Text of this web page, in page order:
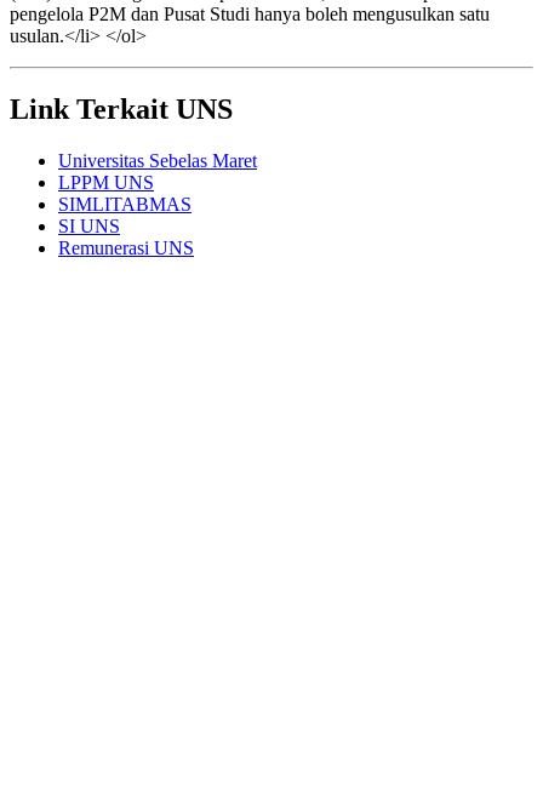
pengelola P2M dan Pusat Studi hanya boleh mengusulkan satu
usulan.</li> </ol>
Link Terkait UNS
Universitas Sebelas Maret
LPPM UNS
SIMLITABMAS
SI UNS
Remunerasi UNS